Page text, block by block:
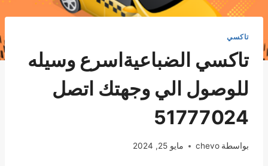
تاكسي
تاكسي الضباعيةاسرع وسيله
للوصول الي وجهتك اتصل
51777024
بواسطة chevo مايو 25, 2024